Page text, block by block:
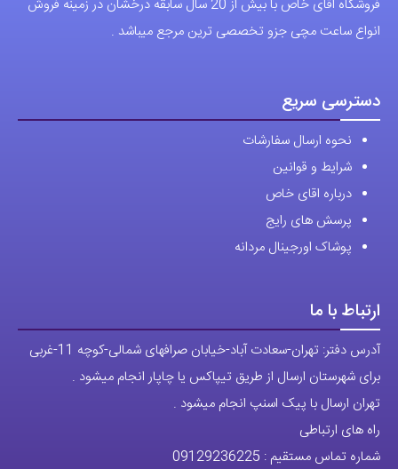
است
در
انتخاب
است
انتخاب
فروشگاه اقای خاص با بیش از 20 سال سابقه درخشان در زمینه فروش
انواع ساعت مچی جزو تخصصی ترین مرجع میباشد .
دسترسی سریع
نحوه ارسال سفارشات
شرایط و قوانین
درباره اقای خاص
پرسش های رایج
پوشاک اورجینال مردانه
ارتباط با ما
آدرس دفتر: تهران-سعادت آباد-خیابان صرافهای شمالی-کوچه 11-غربی
برای شهرستان ارسال از طریق تیپاکس یا چاپار انجام میشود .
تهران ارسال با پیک اسنپ انجام میشود .
راه های ارتباطی
شماره تماس مستقیم : 09129236225